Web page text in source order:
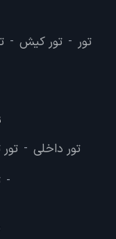
تور - تور کیش -
تور داخلی -
-